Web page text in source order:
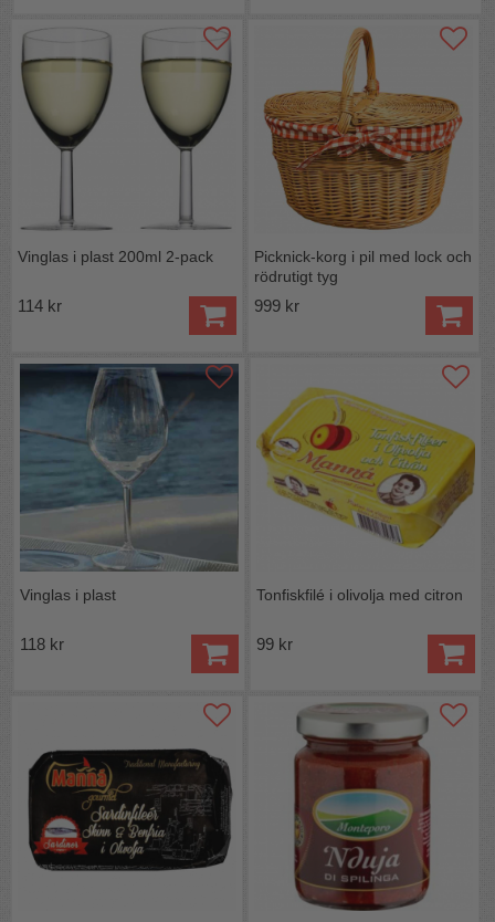
Vinglas i plast 200ml 2-pack
114 kr
Picknick-korg i pil med lock och
rödrutigt tyg
999 kr
Vinglas i plast
118 kr
Tonfiskfilé i olivolja med citron
99 kr